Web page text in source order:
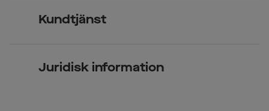
Kontaktlinser
Kundtjänst
Juridisk information